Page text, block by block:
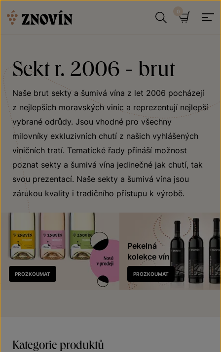
Sekt r. 2006 - brut
Naše brut sekty a šumivá vína z let 2006 pocházejí
z nejlepších moravských vinic a reprezentují nejlepší
vybrané odrůdy. Jsou vhodné pro všechny
milovníky exkluzivních chutí z našich vyhlášených
viničních tratí. Tematické řady přináší možnost
poznat sekty a šumivá vína jedinečné jak chutí, tak
svou prezentací. Naše sekty a šumivá vína jsou
zárukou kvality i tradičního přístupu k výrobě.
Nově
v prodeji
PROZKOUMAT
Pekelná
kolekce vín
PROZKOUMAT
Kategorie produktů